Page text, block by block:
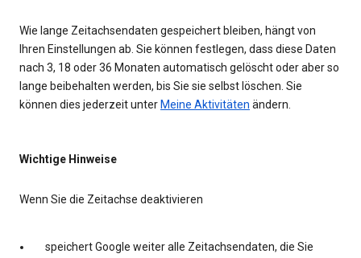
Wie lange Zeitachsendaten gespeichert bleiben, hängt von
Ihren Einstellungen ab. Sie können festlegen, dass diese Daten
nach 3, 18 oder 36 Monaten automatisch gelöscht oder aber so
lange beibehalten werden, bis Sie sie selbst löschen. Sie
können dies jederzeit unter Meine Aktivitäten ändern.
Wichtige Hinweise
Wenn Sie die Zeitachse deaktivieren
speichert Google weiter alle Zeitachsendaten, die Sie